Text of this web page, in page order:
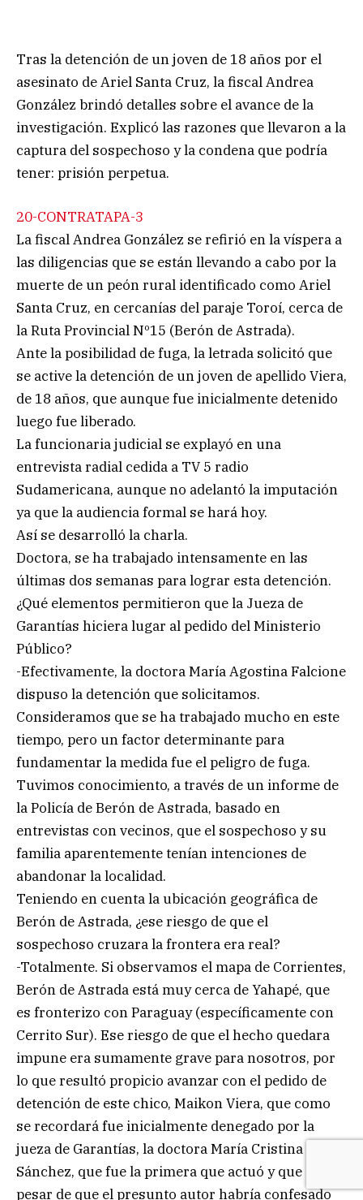
Tras la detención de un joven de 18 años por el
asesinato de Ariel Santa Cruz, la fiscal Andrea
González brindó detalles sobre el avance de la
investigación. Explicó las razones que llevaron a la
captura del sospechoso y la condena que podría
tener: prisión perpetua.
20-CONTRATAPA-3
La fiscal Andrea González se refirió en la víspera a
las diligencias que se están llevando a cabo por la
muerte de un peón rural identificado como Ariel
Santa Cruz, en cercanías del paraje Toroí, cerca de
la Ruta Provincial Nº15 (Berón de Astrada).
Ante la posibilidad de fuga, la letrada solicitó que
se active la detención de un joven de apellido Viera,
de 18 años, que aunque fue inicialmente detenido
luego fue liberado.
La funcionaria judicial se explayó en una
entrevista radial cedida a TV 5 radio
Sudamericana, aunque no adelantó la imputación
ya que la audiencia formal se hará hoy.
Así se desarrolló la charla.
Doctora, se ha trabajado intensamente en las
últimas dos semanas para lograr esta detención.
¿Qué elementos permitieron que la Jueza de
Garantías hiciera lugar al pedido del Ministerio
Público?
-Efectivamente, la doctora María Agostina Falcione
dispuso la detención que solicitamos.
Consideramos que se ha trabajado mucho en este
tiempo, pero un factor determinante para
fundamentar la medida fue el peligro de fuga.
Tuvimos conocimiento, a través de un informe de
la Policía de Berón de Astrada, basado en
entrevistas con vecinos, que el sospechoso y su
familia aparentemente tenían intenciones de
abandonar la localidad.
Teniendo en cuenta la ubicación geográfica de
Berón de Astrada, ¿ese riesgo de que el
sospechoso cruzara la frontera era real?
-Totalmente. Si observamos el mapa de Corrientes,
Berón de Astrada está muy cerca de Yahapé, que
es fronterizo con Paraguay (específicamente con
Cerrito Sur). Ese riesgo de que el hecho quedara
impune era sumamente grave para nosotros, por
lo que resultó propicio avanzar con el pedido de
detención de este chico, Maikon Viera, que como
se recordará fue inicialmente denegado por la
jueza de Garantías, la doctora María Cristina
Sánchez, que fue la primera que actuó y que a
pesar de que el presunto autor habría confesado